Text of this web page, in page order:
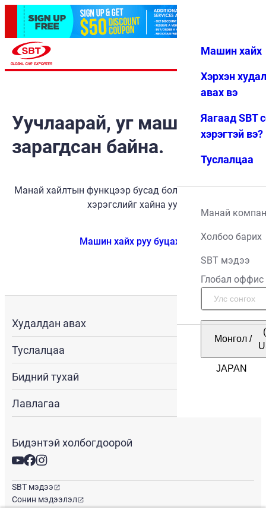
Дуртай Цэс
Машин хайх
Хэрхэн
авах вэ
Яагаад SBT
хэрэгтэй вэ?
Туслалцаа
Манай
Холбоо барих
SBT мэдээ
Глобал оффис
Монгол /
Уучлаарай, уг машин
зарагдсан байна.
Манай хайлтын функцээр бусад боломжит тээврийн
хэрэгслийг хайна уу.
Машин хайх руу буцах
Худалдан авах
Туслалцаа
Бидний тухай
Лавлагаа
Бидэнтэй холбогдоорой
SBT мэдээ
Сонин мэдээлэл